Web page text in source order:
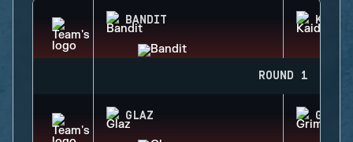
BANDIT KAID
ROUND 1
GLAZ GRIM